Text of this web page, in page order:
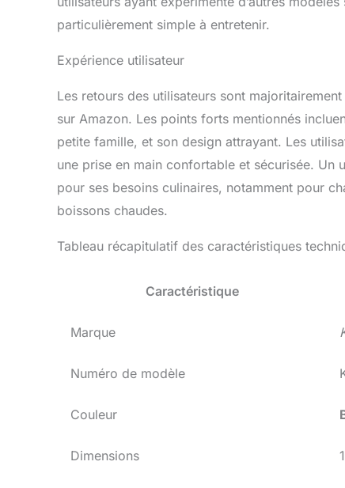
particulièrement simple à entretenir.
Expérience utilisateur
Les retours des utilisateurs sont
sur Amazon. Les points forts mentionnés
petite famille, et son design attrayant. Les
une prise en main confortable et sécurisée.
pour ses besoins culinaires, notamment pour
boissons chaudes.
Tableau récapitulatif des caractéristiques
Caractéristique
Marque
Numéro de modèle
Couleur
Dimensions